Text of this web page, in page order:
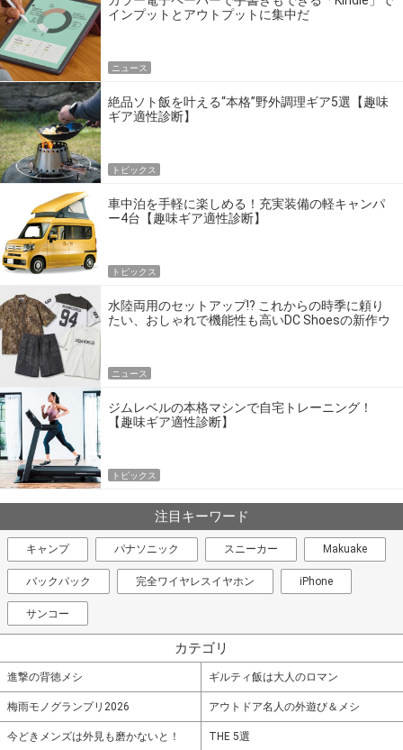
インプットとアウトプットに集中だ
ニュース
絶品ソト飯を叶える“本格”野外調理ギア5選【趣味
ギア適性診断】
トピックス
車中泊を手軽に楽しめる！充実装備の軽キャンパ
ー4台【趣味ギア適性診断】
トピックス
水陸両用のセットアップ!? これからの時季に頼り
たい、おしゃれで機能性も高いDC Shoesの新作ウ
ニュース
ジムレベルの本格マシンで自宅トレーニング！
【趣味ギア適性診断】
トピックス
注目キーワード
キャンプ パナソニック スニーカー Makuake
バックパック 完全ワイヤレスイヤホン iPhone
サンコー
カテゴリ
進撃の背徳メシ ギルティ飯は大人のロマン
梅雨モノグランプリ2026 アウトドア名人の外遊び＆メシ
今どきメンズは外見も磨かないと！ THE 5選